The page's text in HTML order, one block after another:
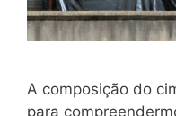
A composição do
para